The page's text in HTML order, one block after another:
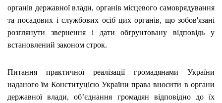
органів державної влади, органів місцевого самоврядування
та посадових і службових осіб цих органів, що зобов'язані
розглянути звернення і дати обґрунтовану відповідь у
встановлений законом строк.
Питання практичної реалізації громадянами України
наданого їм Конституцією України права вносити в органи
державної влади, об’єднання громадян відповідно до їх